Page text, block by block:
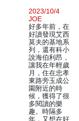
2023/10/4
JOE
好多年前，在
好讀發現艾西
莫夫的基地系
列，還有科小
說海伯利昂，
讓我在年輕歲
月，住在忠孝
東路旁玉成公
園附近的時
候，獲得了很
多閱讀的樂
趣。時隔多
年，又想在好